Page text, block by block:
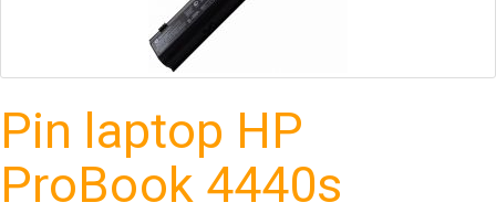
Pin laptop HP
ProBook 4440s